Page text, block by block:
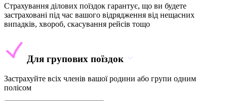
Страхування ділових поїздок гарантує, що ви будете
застраховані під час вашого відрядження від нещасних
випадків, хвороб, скасування рейсів тощо
Для групових поїздок
Застрахуйте всіх членів вашої родини або групи одним
полісом